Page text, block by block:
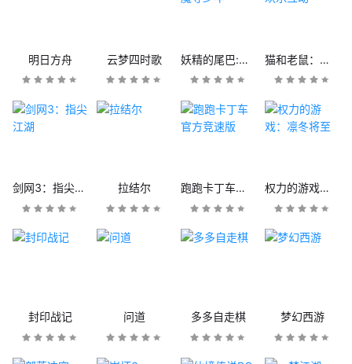
明日方舟 云梦四时歌 妖精的尾巴:魔导少年 猫和老鼠：欢乐互动
剑网3：指尖江湖 拉结尔 跑跑卡丁车官方竞速版 权力的游戏：凛冬将至
封印战记 问道 多多自走棋 梦幻西游